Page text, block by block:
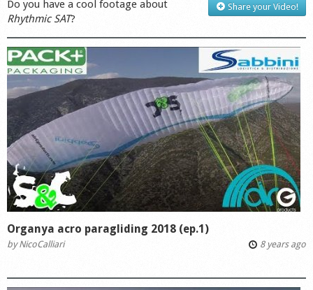
Share your Video!
Do you have a cool footage about
Rhythmic SAT?
Organya acro paragliding 2018 (ep.1)
byNicoCalliari 8 years ago